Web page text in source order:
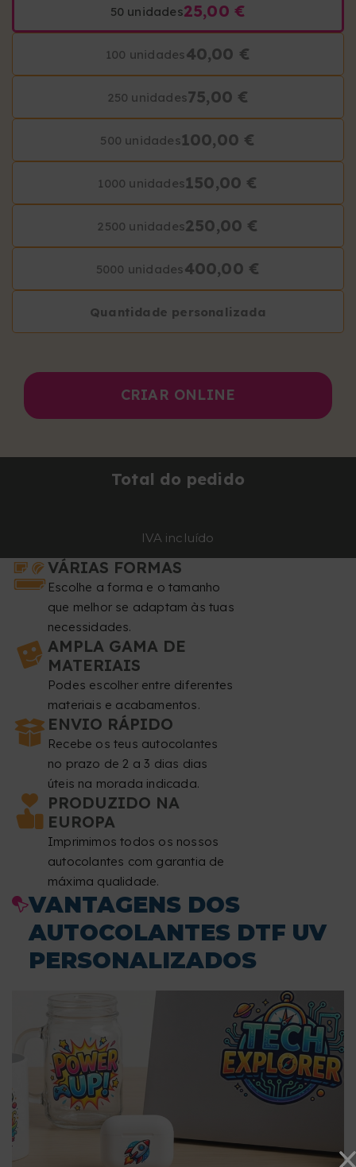
50 unidades25,00 €
100 unidades40,00 €
250 unidades75,00 €
500 unidades100,00 €
1000 unidades150,00 €
2500 unidades250,00 €
5000 unidades400,00 €
Quantidade personalizada
CRIAR ONLINE
Total do pedido
IVA incluído
VÁRIAS FORMAS
Escolhe a forma e o tamanho
que melhor se adaptam às tuas
necessidades.
AMPLA GAMA DE
MATERIAIS
Podes escolher entre diferentes
materiais e acabamentos.
ENVIO RÁPIDO
Recebe os teus autocolantes
no prazo de 2 a 3 dias dias
úteis na morada indicada.
PRODUZIDO NA
EUROPA
Imprimimos todos os nossos
autocolantes com garantia de
máxima qualidade.
VANTAGENS DOS
AUTOCOLANTES DTF UV
PERSONALIZADOS